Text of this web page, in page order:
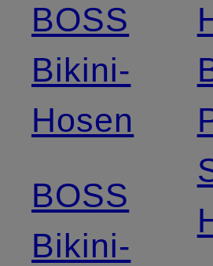
BOSS
Bikini-
Hosen
BOSS
Bikini-